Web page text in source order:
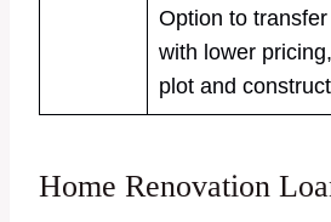
Option to
with lower
plot and
Home Renovation